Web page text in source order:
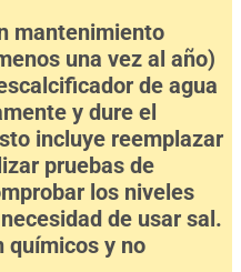
mantenimiento
una vez al año)
de agua
y dure el
incluye reemplazar
pruebas de
los niveles
de usar sal.
químicos y no